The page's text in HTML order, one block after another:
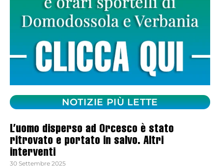
NOTIZIE PIÙ LETTE
L’uomo disperso ad Orcesco è stato
ritrovato e portato in salvo. Altri
interventi
30 Settembre 2025